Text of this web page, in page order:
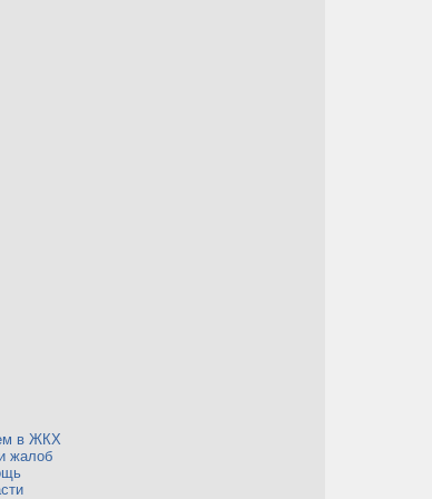
в ЖКХ
жалоб